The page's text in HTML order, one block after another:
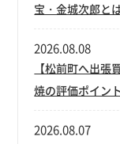
宝・金城次郎と
【松前町へ出
焼の評価ポイン
2026.08.08
2026.08.07